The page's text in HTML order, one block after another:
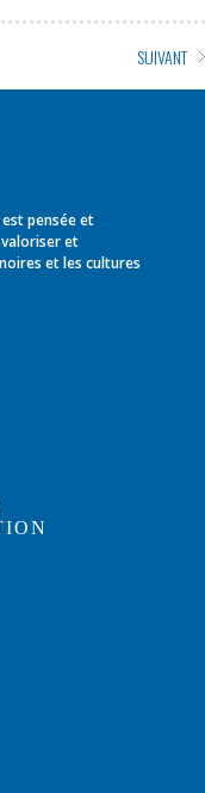
SUIVANT
pensée et
valoriser et
et les cultures